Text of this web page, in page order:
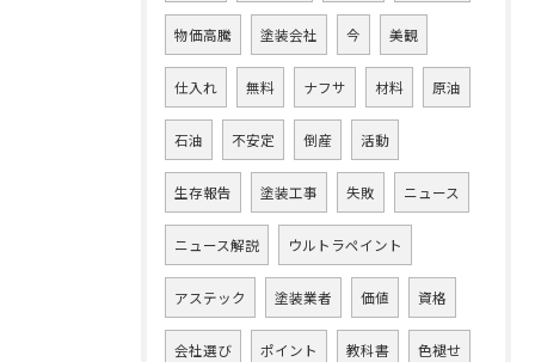
物価高騰 塗装会社 今 美観
仕入れ 無料 ナフサ 材料 原油
石油 不安定 倒産 活動
生存報告 塗装工事 失敗 ニュース
ニュース解説 ウルトラペイント
アステック 塗装業者 価値 資格
会社選び ポイント 教科書 色褪せ